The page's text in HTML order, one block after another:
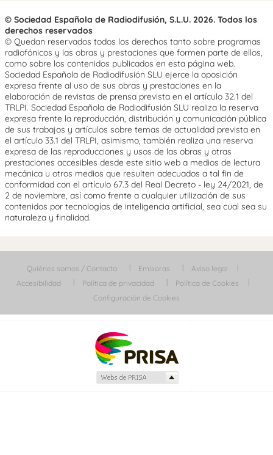
© Sociedad Española de Radiodifusión, S.L.U. 2026. Todos los
derechos reservados
© Quedan reservados todos los derechos tanto sobre programas
radiofónicos y las obras y prestaciones que formen parte de ellos,
como sobre los contenidos publicados en esta página web.
Sociedad Española de Radiodifusión SLU ejerce la oposición
expresa frente al uso de sus obras y prestaciones en la
elaboración de revistas de prensa prevista en el artículo 32.1 del
TRLPI. Sociedad Española de Radiodifusión SLU realiza la reserva
expresa frente la reproducción, distribución y comunicación pública
de sus trabajos y artículos sobre temas de actualidad prevista en
el artículo 33.1 del TRLPI, asimismo, también realiza una reserva
expresa de las reproducciones y usos de las obras y otras
prestaciones accesibles desde este sitio web a medios de lectura
mecánica u otros medios que resulten adecuados a tal fin de
conformidad con el artículo 67.3 del Real Decreto - ley 24/2021, de
2 de noviembre, así como frente a cualquier utilización de sus
contenidos por tecnologías de inteligencia artificial, sea cual sea su
naturaleza y finalidad.
Quiénes somos / Contacta Emisoras
Aviso legal
Accesibilidad
Política de privacidad
Política de Cookies
Configuración de Cookies